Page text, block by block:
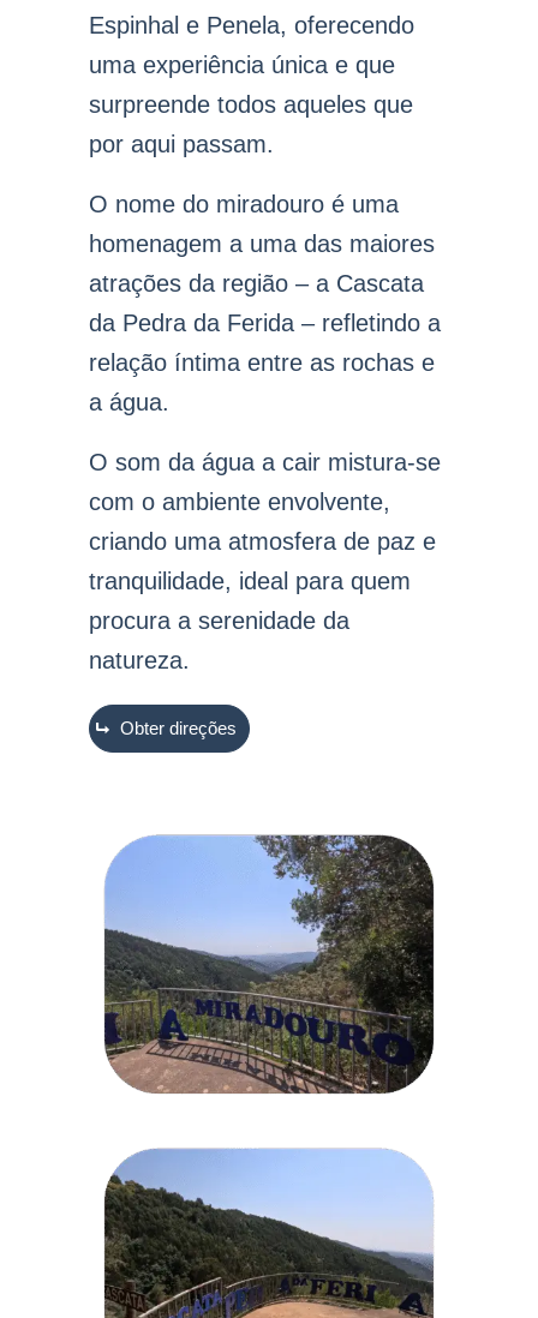
Espinhal e Penela, oferecendo
uma experiência única e que
surpreende todos aqueles que
por aqui passam.
O nome do miradouro é uma
homenagem a uma das maiores
atrações da região – a Cascata
da Pedra da Ferida – refletindo a
relação íntima entre as rochas e
a água.
O som da água a cair mistura-se
com o ambiente envolvente,
criando uma atmosfera de paz e
tranquilidade, ideal para quem
procura a serenidade da
natureza.
Obter direções